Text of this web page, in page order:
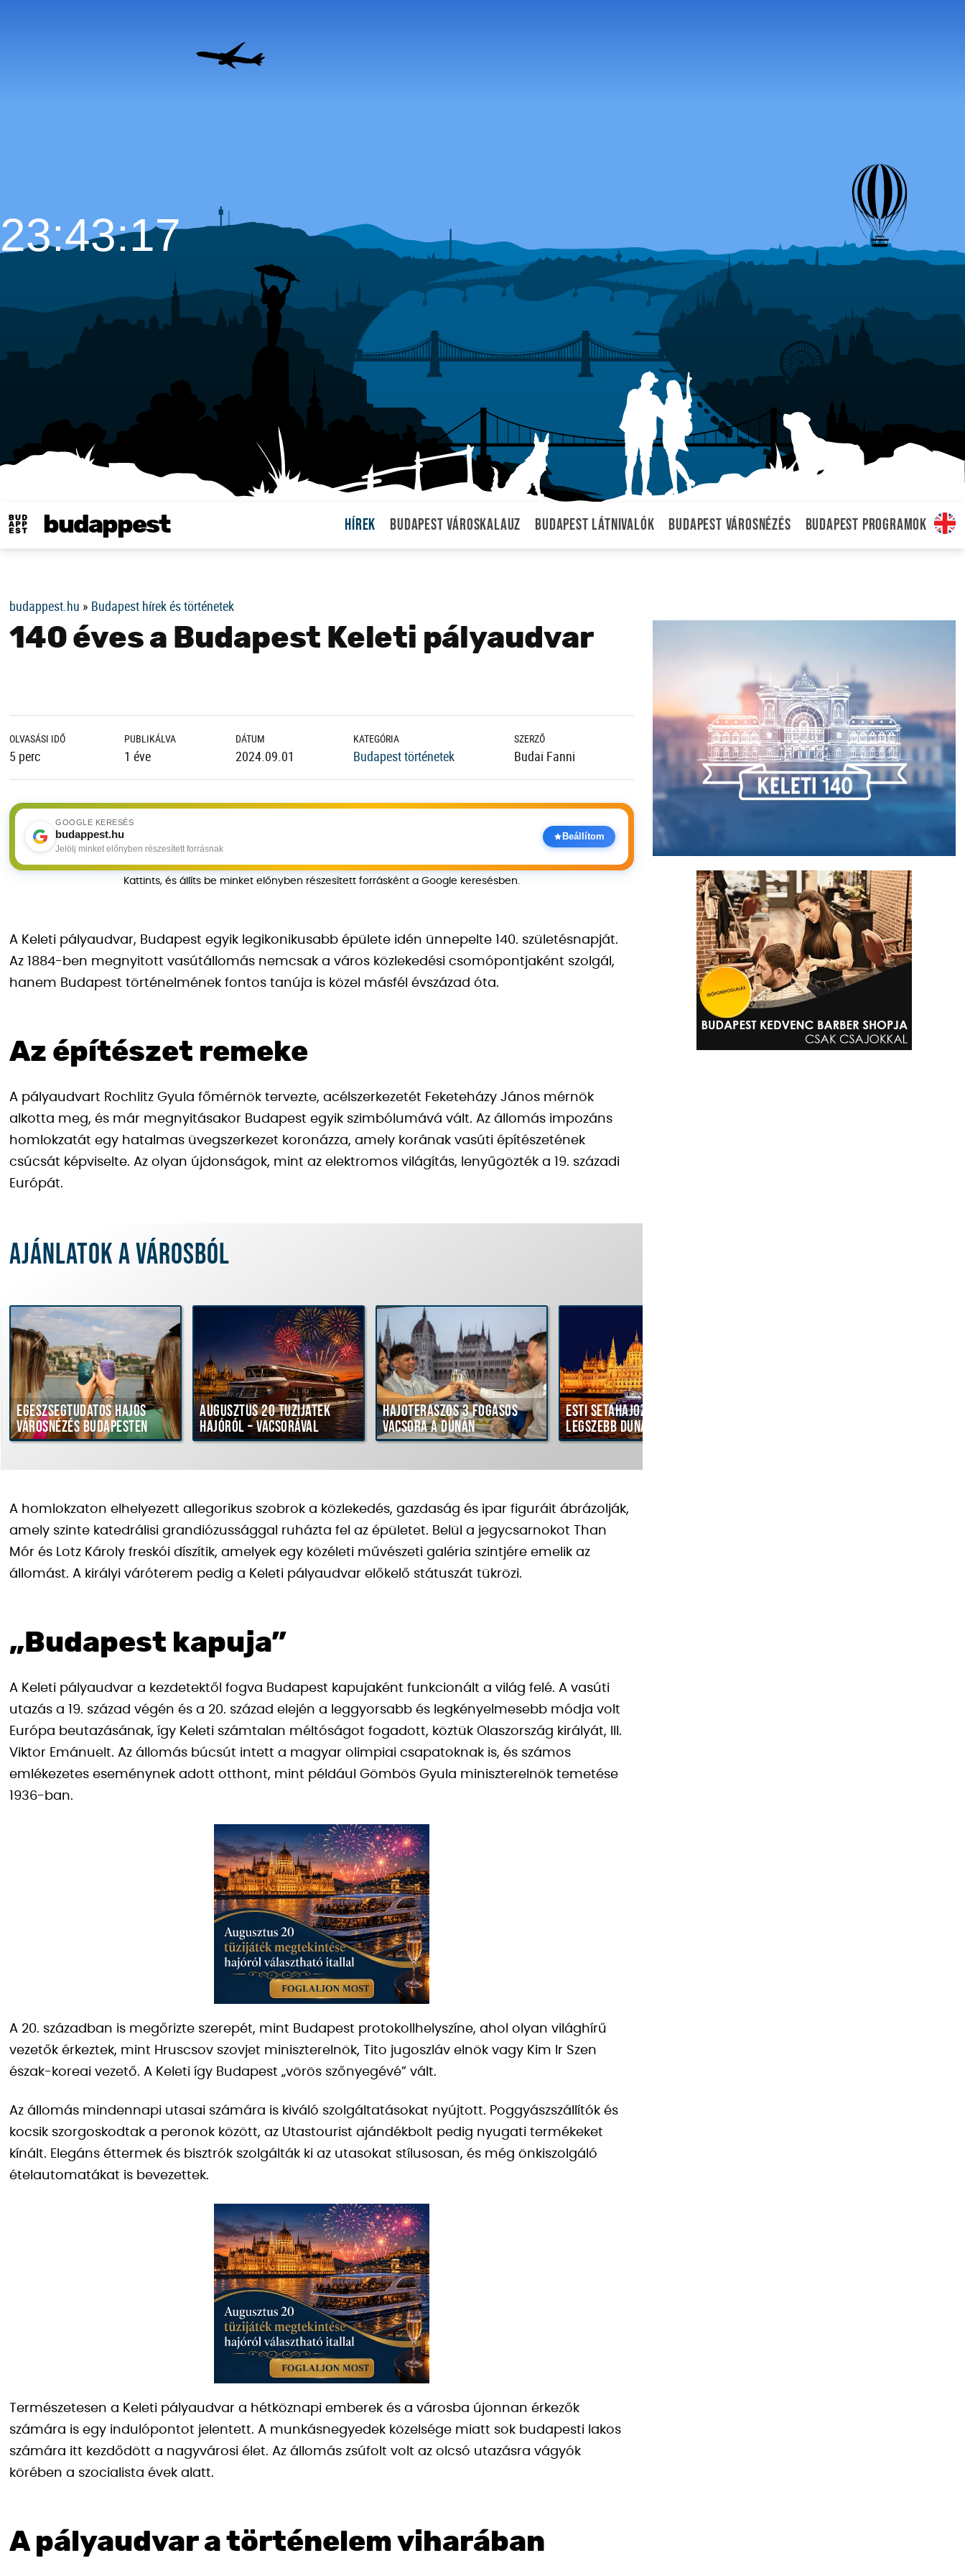
budappest Hírek Budapest városkalauz Budapest látnivalók Budapest városnézés Budapest programok
23:43:18
budappest.hu » Budapest hírek és történetek
140 éves a Budapest Keleti pályaudvar
OLVASÁSI IDŐ
5 perc
PUBLIKÁLVA
1 éve
DÁTUM
2024.09.01
KATEGÓRIA
Budapest történetek
SZERZŐ
Budai Fanni
GOOGLE KERESÉS
budappest.hu
Jelölj minket előnyben részesített forrásnak
Beállítom
Kattints, és állíts be minket előnyben részesített forrásként a Google keresésben.
A Keleti pályaudvar, Budapest egyik legikonikusabb épülete idén ünnepelte 140. születésnapját.
Az 1884-ben megnyitott vasútállomás nemcsak a város közlekedési csomópontjaként szolgál,
hanem Budapest történelmének fontos tanúja is közel másfél évszázad óta.
Az építészet remeke
A pályaudvart Rochlitz Gyula főmérnök tervezte, acélszerkezetét Feketeházy János mérnök
alkotta meg, és már megnyitásakor Budapest egyik szimbólumává vált. Az állomás impozáns
homlokzatát egy hatalmas üvegszerkezet koronázza, amely korának vasúti építészetének
csúcsát képviselte. Az olyan újdonságok, mint az elektromos világítás, lenyűgözték a 19. századi
Európát.
Ajánlatok a városból
Egészségtudatos hajós
városnézés Budapesten
Augusztus 20 tűzijáték
hajóról – vacsorával
Hajóteraszos 3 fogásos
vacsora a Dunán
Esti sétahajózás Budapest
legszebb dunai szakaszán
A homlokzaton elhelyezett allegorikus szobrok a közlekedés, gazdaság és ipar figuráit ábrázolják,
amely szinte katedrálisi grandiózussággal ruházta fel az épületet. Belül a jegycsarnokot Than
Mór és Lotz Károly freskói díszítik, amelyek egy közéleti művészeti galéria szintjére emelik az
állomást. A királyi váróterem pedig a Keleti pályaudvar előkelő státuszát tükrözi.
„Budapest kapuja”
A Keleti pályaudvar a kezdetektől fogva Budapest kapujaként funkcionált a világ felé. A vasúti
utazás a 19. század végén és a 20. század elején a leggyorsabb és legkényelmesebb módja volt
Európa beutazásának, így Keleti számtalan méltóságot fogadott, köztük Olaszország királyát, III.
Viktor Emánuelt. Az állomás búcsút intett a magyar olimpiai csapatoknak is, és számos
emlékezetes eseménynek adott otthont, mint például Gömbös Gyula miniszterelnök temetése
1936-ban.
A 20. században is megőrizte szerepét, mint Budapest protokollhelyszíne, ahol olyan világhírű
vezetők érkeztek, mint Hruscsov szovjet miniszterelnök, Tito jugoszláv elnök vagy Kim Ir Szen
észak-koreai vezető. A Keleti így Budapest „vörös szőnyegévé” vált.
Az állomás mindennapi utasai számára is kiváló szolgáltatásokat nyújtott. Poggyászszállítók és
kocsik szorgoskodtak a peronok között, az Utastourist ajándékbolt pedig nyugati termékeket
kínált. Elegáns éttermek és bisztrók szolgálták ki az utasokat stílusosan, és még önkiszolgáló
ételautomatákat is bevezettek.
Természetesen a Keleti pályaudvar a hétköznapi emberek és a városba újonnan érkezők
számára is egy indulópontot jelentett. A munkásnegyedek közelsége miatt sok budapesti lakos
számára itt kezdődött a nagyvárosi élet. Az állomás zsúfolt volt az olcsó utazásra vágyók
körében a szocialista évek alatt.
A pályaudvar a történelem viharában